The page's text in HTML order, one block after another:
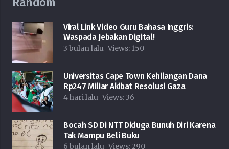
Viral Link Video Guru Bahasa Inggris:
Waspada Jebakan Digital!
3 bulan lalu Views: 150
Universitas Cape Town Kehilangan Dana
Rp247 Miliar Akibat Resolusi Gaza
4 hari lalu Views: 36
Bocah SD Di NTT Diduga Bunuh Diri Karena
Tak Mampu Beli Buku
6 bulan lalu Views:290